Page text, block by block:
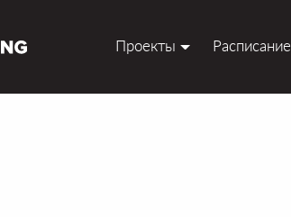
Проекты Расписание